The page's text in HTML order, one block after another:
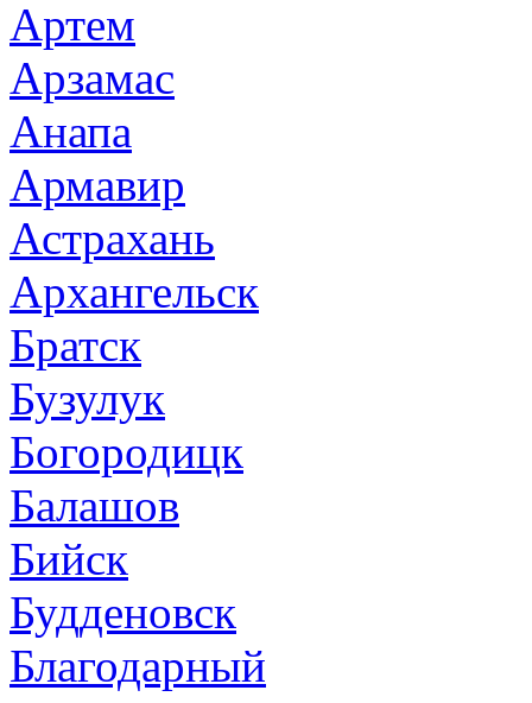
Артем
Арзамас
Анапа
Армавир
Астрахань
Архангельск
Братск
Бузулук
Богородицк
Балашов
Бийск
Будденовск
Благодарный